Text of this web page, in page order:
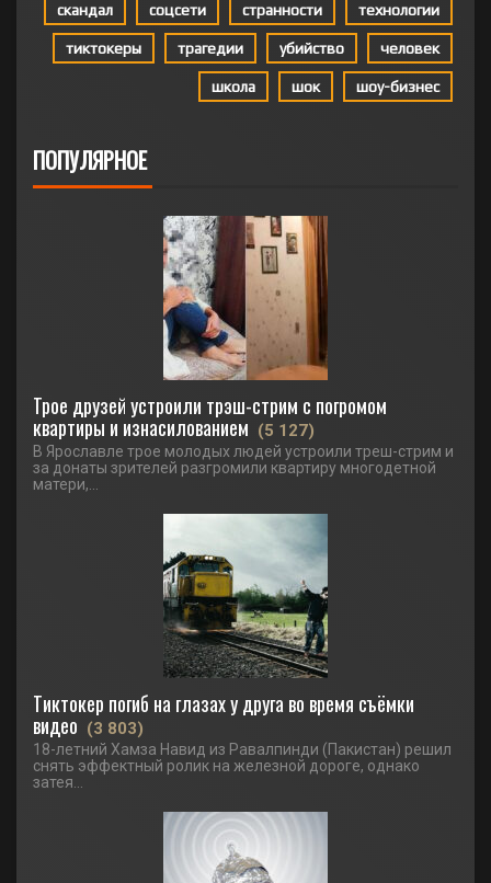
скандал соцсети странности технологии
тиктокеры трагедии убийство человек
школа шок шоу-бизнес
ПОПУЛЯРНОЕ
Трое друзей устроили трэш-стрим с погромом
квартиры и изнасилованием (5 127)
В Ярославле трое молодых людей устроили треш-стрим и
за донаты зрителей разгромили квартиру многодетной
матери,...
Тиктокер погиб на глазах у друга во время съёмки
видео (3 803)
18-летний Хамза Навид из Равалпинди (Пакистан) решил
снять эффектный ролик на железной дороге, однако
затея...